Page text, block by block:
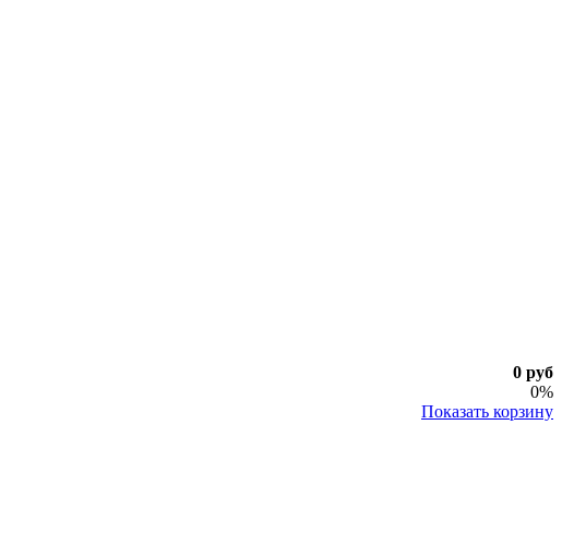
0 руб
0%
Показать корзину